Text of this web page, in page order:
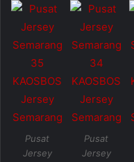
Pusat
Jersey
Pusat
Jersey